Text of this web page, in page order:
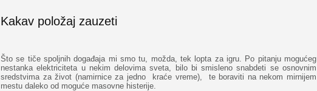
Kakav položaj zauzeti
Što se tiče spoljnih događaja mi smo tu, možda, tek lopta za igru. Po pitanju mogućeg
nestanka elektriciteta u nekim delovima sveta, bilo bi smisleno snabdeti se osnovnim
sredstvima za život (namirnice za jedno kraće vreme), te boraviti na nekom mirnijem
mestu daleko od moguće masovne histerije.